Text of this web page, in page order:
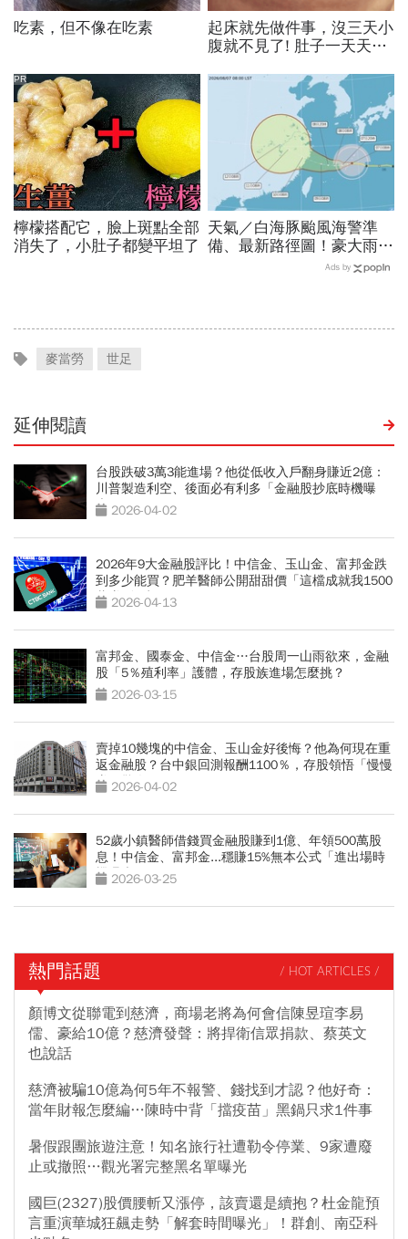
吃素，但不像在吃素
起床就先做件事，沒三天小
腹就不見了! 肚子一天天變
檸檬搭配它，臉上斑點全部
消失了，小肚子都變平坦了
PR
天氣／白海豚颱風海警準
備、最新路徑圖！豪大雨紫
爆區、影響時間曝光，8/8
Ads by
麥當勞 世足
延伸閱讀
台股跌破3萬3能進場？他從低收入戶翻身賺近2億：
川普製造利空、後面必有利多「金融股抄底時機曝
光」2026-04-02
2026年9大金融股評比！中信金、玉山金、富邦金跌
到多少能買？肥羊醫師公開甜甜價「這檔成就我1500
萬賺到1億元」
2026-04-13
富邦金、國泰金、中信金…台股周一山雨欲來，金融
股「5％殖利率」護體，存股族進場怎麼挑？
2026-03-15
賣掉10幾塊的中信金、玉山金好後悔？他為何現在重
返金融股？台中銀回測報酬1100％，存股領悟「慢慢
賺更驚人」
2026-04-02
52歲小鎮醫師借錢買金融股賺到1億、年領500萬股
息！中信金、富邦金...穩賺15%無本公式「進出場時
機曝光」
2026-03-25
熱門話題 / HOT ARTICLES /
顏博文從聯電到慈濟，商場老將為何會信陳昱瑄李易
儒、豪給10億？慈濟發聲：將捍衛信眾捐款、蔡英文
也說話
慈濟被騙10億為何5年不報警、錢找到才認？他好奇：
當年財報怎麼編…陳時中背「擋疫苗」黑鍋只求1件事
暑假跟團旅遊注意！知名旅行社遭勒令停業、9家遭廢
止或撤照…觀光署完整黑名單曝光
國巨(2327)股價腰斬又漲停，該賣還是續抱？杜金龍預
言重演華城狂飆走勢「解套時間曝光」！群創、南亞科